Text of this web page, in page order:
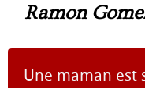
Ramon
Une maman est